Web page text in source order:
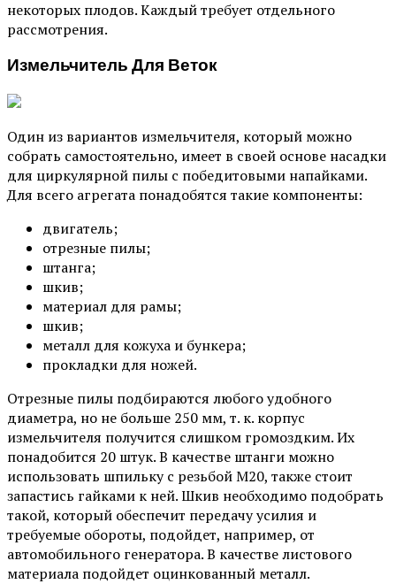
некоторых плодов. Каждый требует отдельного
рассмотрения.
Измельчитель Для Веток
Один из вариантов измельчителя, который можно
собрать самостоятельно, имеет в своей основе насадки
для циркулярной пилы с победитовыми напайками.
Для всего агрегата понадобятся такие компоненты:
двигатель;
отрезные пилы;
штанга;
шкив;
материал для рамы;
шкив;
металл для кожуха и бункера;
прокладки для ножей.
Отрезные пилы подбираются любого удобного
диаметра, но не больше 250 мм, т. к. корпус
измельчителя получится слишком громоздким. Их
понадобится 20 штук. В качестве штанги можно
использовать шпильку с резьбой М20, также стоит
запастись гайками к ней. Шкив необходимо подобрать
такой, который обеспечит передачу усилия и
требуемые обороты, подойдет, например, от
автомобильного генератора. В качестве листового
материала подойдет оцинкованный металл.